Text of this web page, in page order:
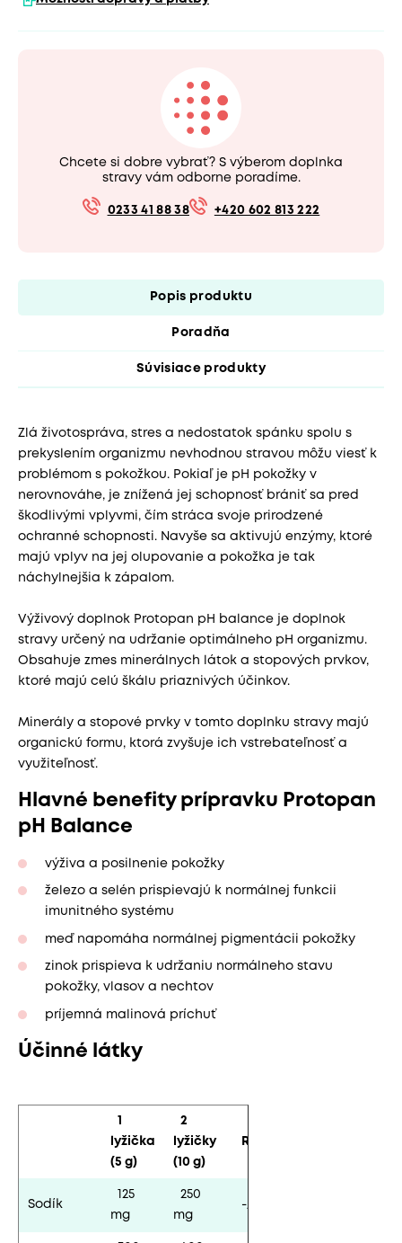
Chcete si dobre vybrať? S výberom doplnka
stravy vám odborne poradíme.
0233 41 88 38 +420 602 813 222
Popis produktu
Poradňa
Súvisiace produkty
Zlá životospráva, stres a nedostatok spánku spolu s
prekyslením organizmu nevhodnou stravou môžu viesť k
problémom s pokožkou. Pokiaľ je pH pokožky v
nerovnováhe, je znížená jej schopnosť brániť sa pred
škodlivými vplyvmi, čím stráca svoje prirodzené
ochranné schopnosti. Navyše sa aktivujú enzýmy, ktoré
majú vplyv na jej olupovanie a pokožka je tak
náchylnejšia k zápalom.
Výživový doplnok Protopan pH balance je doplnok
stravy určený na udržanie optimálneho pH organizmu.
Obsahuje zmes minerálnych látok a stopových prvkov,
ktoré majú celú škálu priaznivých účinkov.
Minerály a stopové prvky v tomto doplnku stravy majú
organickú formu, ktorá zvyšuje ich vstrebateľnosť a
využiteľnosť.
Hlavné benefity prípravku Protopan
pH Balance
výživa a posilnenie pokožky
železo a selén prispievajú k normálnej funkcii
imunitného systému
meď napomáha normálnej pigmentácii pokožky
zinok prispieva k udržaniu normálneho stavu
pokožky, vlasov a nechtov
príjemná malinová príchuť
Účinné látky
1
lyžička
(5 g)
2
lyžičky
(10 g)
RHP*
Sodík
125
mg
250
mg
-/-